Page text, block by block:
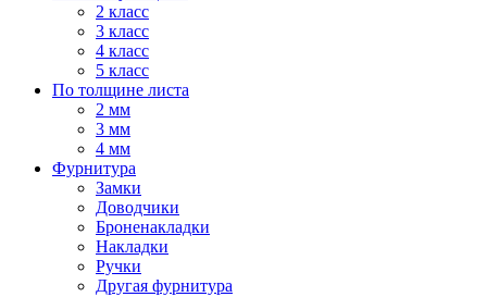
2 класс
3 класс
4 класс
5 класс
По толщине листа
2 мм
3 мм
4 мм
Фурнитура
Замки
Доводчики
Броненакладки
Накладки
Ручки
Другая фурнитура